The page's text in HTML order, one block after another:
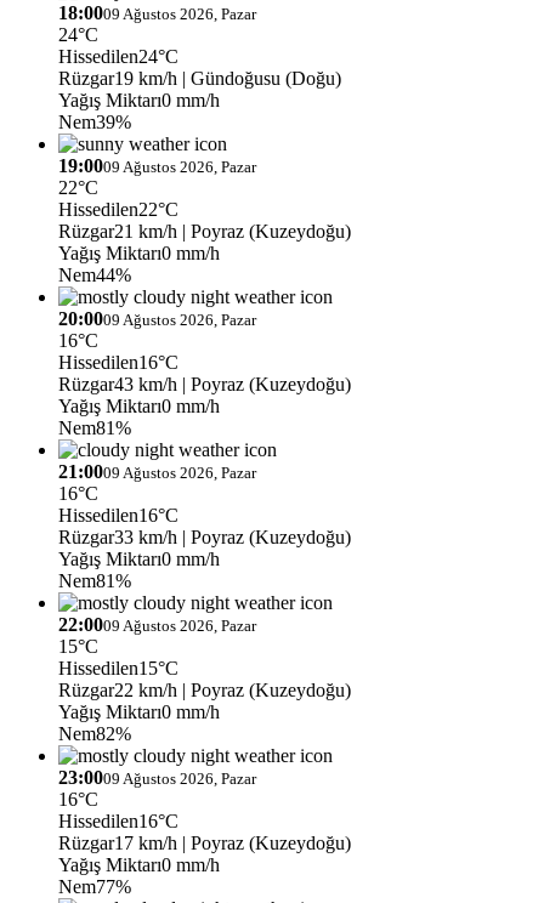
18:0009 Ağustos 2026, Pazar
24°C
Hissedilen24°C
Rüzgar19 km/h | Gündoğusu (Doğu)
Yağış Miktarı0 mm/h
Nem39%
19:0009 Ağustos 2026, Pazar
22°C
Hissedilen22°C
Rüzgar21 km/h | Poyraz (Kuzeydoğu)
Yağış Miktarı0 mm/h
Nem44%
20:0009 Ağustos 2026, Pazar
16°C
Hissedilen16°C
Rüzgar43 km/h | Poyraz (Kuzeydoğu)
Yağış Miktarı0 mm/h
Nem81%
21:0009 Ağustos 2026, Pazar
16°C
Hissedilen16°C
Rüzgar33 km/h | Poyraz (Kuzeydoğu)
Yağış Miktarı0 mm/h
Nem81%
22:0009 Ağustos 2026, Pazar
15°C
Hissedilen15°C
Rüzgar22 km/h | Poyraz (Kuzeydoğu)
Yağış Miktarı0 mm/h
Nem82%
23:0009 Ağustos 2026, Pazar
16°C
Hissedilen16°C
Rüzgar17 km/h | Poyraz (Kuzeydoğu)
Yağış Miktarı0 mm/h
Nem77%